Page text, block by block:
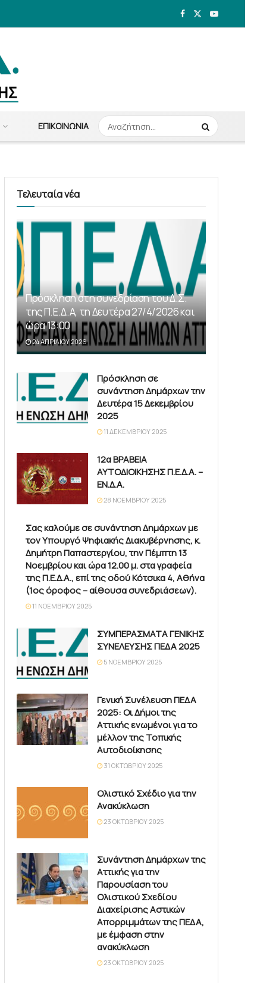
ΕΠΙΚΟΙΝΩΝΊΑ
Τελευταία νέα
Πρόσκληση στη συνεδρίαση του Δ.Σ.
της Π.Ε.Δ.Α, τη Δευτέρα 27/4/2026 και
ώρα 13:00
24 ΑΠΡΙΛΊΟΥ 2026
Πρόσκληση σε
συνάντηση Δημάρχων την
Δευτέρα 15 Δεκεμβρίου
2025
11 ΔΕΚΕΜΒΡΊΟΥ 2025
12α ΒΡΑΒΕΙΑ
ΑΥΤΟΔΙΟΙΚΗΣΗΣ Π.Ε.Δ.Α. –
ΕΝ.Δ.Α.
28 ΝΟΕΜΒΡΊΟΥ 2025
Σας καλούμε σε συνάντηση Δημάρχων με
τον Υπουργό Ψηφιακής Διακυβέρνησης, κ.
Δημήτρη Παπαστεργίου, την Πέμπτη 13
Νοεμβρίου και ώρα 12.00 μ. στα γραφεία
της Π.Ε.Δ.Α., επί της οδού Κότσικα 4, Αθήνα
(1ος όροφος – αίθουσα συνεδριάσεων).
11 ΝΟΕΜΒΡΊΟΥ 2025
ΣΥΜΠΕΡΑΣΜΑΤΑ ΓΕΝΙΚΗΣ
ΣΥΝΕΛΕΥΣΗΣ ΠΕΔΑ 2025
5 ΝΟΕΜΒΡΊΟΥ 2025
Γενική Συνέλευση ΠΕΔΑ
2025: Οι Δήμοι της
Αττικής ενωμένοι για το
μέλλον της Τοπικής
Αυτοδιοίκησης
31 ΟΚΤΩΒΡΊΟΥ 2025
Ολιστικό Σχέδιο για την
Ανακύκλωση
23 ΟΚΤΩΒΡΊΟΥ 2025
Συνάντηση Δημάρχων της
Αττικής για την
Παρουσίαση του
Ολιστικού Σχεδίου
Διαχείρισης Αστικών
Απορριμμάτων της ΠΕΔΑ,
με έμφαση στην
ανακύκλωση
23 ΟΚΤΩΒΡΊΟΥ 2025